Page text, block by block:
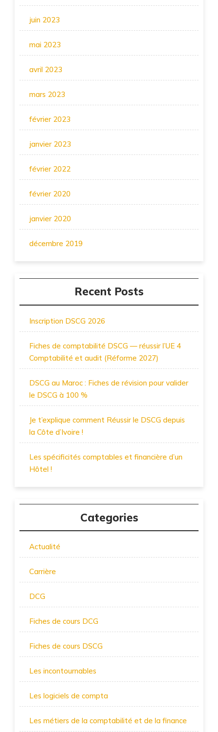
juin 2023
mai 2023
avril 2023
mars 2023
février 2023
janvier 2023
février 2022
février 2020
janvier 2020
décembre 2019
Recent Posts
Inscription DSCG 2026
Fiches de comptabilité DSCG — réussir l’UE 4
Comptabilité et audit (Réforme 2027)
DSCG au Maroc : Fiches de révision pour valider
le DSCG à 100 %
Je t’explique comment Réussir le DSCG depuis
la Côte d’Ivoire !
Les spécificités comptables et financière d’un
Hôtel !
Categories
Actualité
Carrière
DCG
Fiches de cours DCG
Fiches de cours DSCG
Les incontournables
Les logiciels de compta
Les métiers de la comptabilité et de la finance